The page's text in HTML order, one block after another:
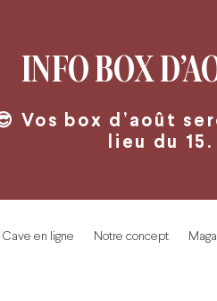
INFO BOX
Vos box d’août
lieu du 15.
Cave en ligne Notre concept